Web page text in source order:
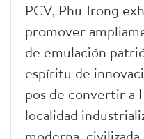
PCV, Phu Trong
promover
de emulación
espíritu de
pos de convertir a
localidad